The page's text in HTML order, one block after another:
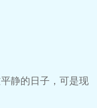
静的日子，可是现